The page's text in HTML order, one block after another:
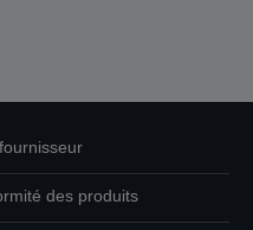
des produits